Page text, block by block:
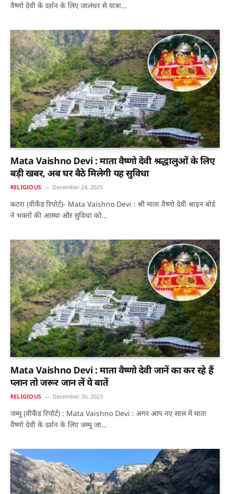
वैष्णो देवी के दर्शन के लिए जालंधर से यात्रा…
Mata Vaishno Devi : माता वैष्णो देवी श्रद्धालुओं के लिए
बड़ी खबर, अब घर बैठे मिलेगी यह सुविधा
RELIGIOUS December 24, 2025
कटरा (वीकैंड रिपोर्ट)- Mata Vaishno Devi : श्री माता वैष्णो देवी श्राइन बोर्ड
ने भक्तों की आस्था और सुविधा को…
Mata Vaishno Devi : माता वैष्णो देवी जानें का कर रहे हैं
प्लान तो जरूर जान लें ये बातें
RELIGIOUS December 30, 2023
जम्मू (वीकैंड रिपोर्ट) : Mata Vaishno Devi : अगर आप नए साल में माता
वैष्णो देवी के दर्शन के लिए जम्मू जा…